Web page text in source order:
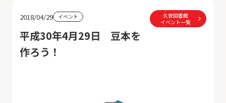
2018/04/29 イベント
平成30年4月29日 豆本を
作ろう！
久世図書館
イベント一覧